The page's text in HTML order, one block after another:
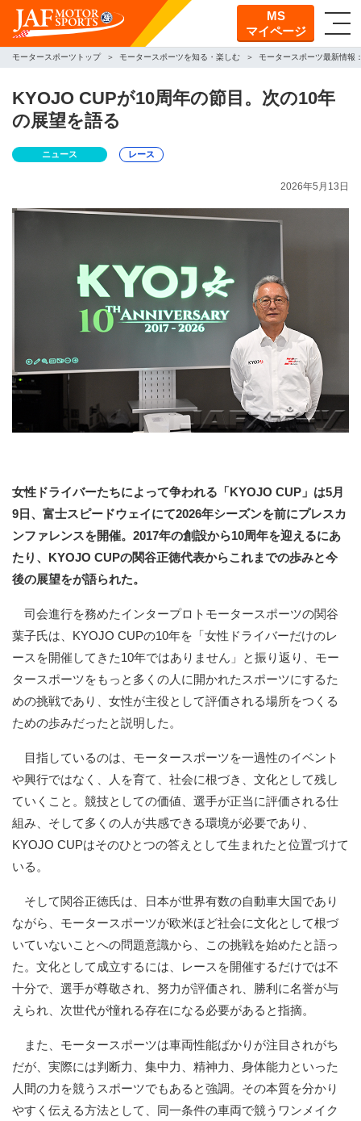
MS
マイページ
モータースポーツトップ モータースポーツを知る・楽しむ モータースポーツ最新情報
KYOJO CUPが10周年の節目。次の10年
の展望を語る
ニュース レース
2026年5月13日
女性ドライバーたちによって争われる「KYOJO CUP」は5月
9日、富士スピードウェイにて2026年シーズンを前にプレスカ
ンファレンスを開催。2017年の創設から10周年を迎えるにあ
たり、KYOJO CUPの関谷正徳代表からこれまでの歩みと今
後の展望をが語られた。
司会進行を務めたインタープロトモータースポーツの関谷
葉子氏は、KYOJO CUPの10年を「女性ドライバーだけのレ
ースを開催してきた10年ではありません」と振り返り、モー
タースポーツをもっと多くの人に開かれたスポーツにするた
めの挑戦であり、女性が主役として評価される場所をつくる
ための歩みだったと説明した。
目指しているのは、モータースポーツを一過性のイベント
や興行ではなく、人を育て、社会に根づき、文化として残し
ていくこと。競技としての価値、選手が正当に評価される仕
組み、そして多くの人が共感できる環境が必要であり、
KYOJO CUPはそのひとつの答えとして生まれたと位置づけて
いる。
そして関谷正徳氏は、日本が世界有数の自動車大国であり
ながら、モータースポーツが欧米ほど社会に文化として根づ
いていないことへの問題意識から、この挑戦を始めたと語っ
た。文化として成立するには、レースを開催するだけでは不
十分で、選手が尊敬され、努力が評価され、勝利に名誉が与
えられ、次世代が憧れる存在になる必要があると指摘。
また、モータースポーツは車両性能ばかりが注目されがち
だが、実際には判断力、集中力、精神力、身体能力といった
人間の力を競うスポーツでもあると強調。その本質を分かり
やすく伝える方法として、同一条件の車両で競うワンメイク